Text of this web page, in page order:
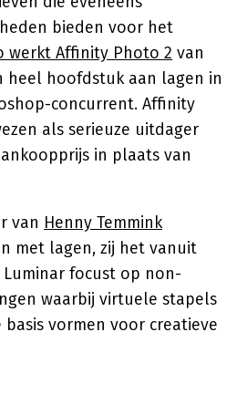
bieden voor het
werkt Affinity Photo 2 van
heel hoofdstuk aan lagen in
concurrent. Affinity
als serieuze uitdager
in plaats van
van Henny Temmink
met lagen, zij het vanuit
focust op non-
waarbij virtuele stapels
vormen voor creatieve